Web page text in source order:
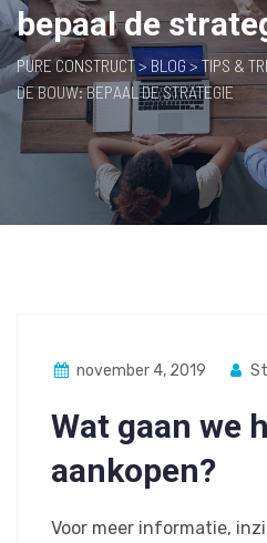
bepaal de
PURE CONSTRUCT> BLOG> TIPS &
DE BOUW: BEPAAL DE STRATEGIE
november 4, 2019
Wat gaan we
aankopen?
Voor meer informatie,